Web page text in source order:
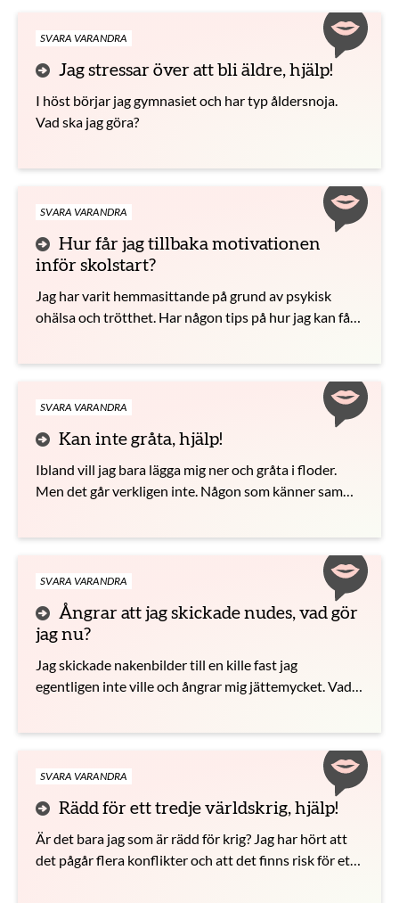
SVARA VARANDRA
Jag stressar över att bli äldre, hjälp!
I höst börjar jag gymnasiet och har typ åldersnoja.
Vad ska jag göra?
SVARA VARANDRA
Hur får jag tillbaka motivationen
inför skolstart?
Jag har varit hemmasittande på grund av psykisk
ohälsa och trötthet. Har någon tips på hur jag kan få
SVARA VARANDRA
Kan inte gråta, hjälp!
Ibland vill jag bara lägga mig ner och gråta i floder.
Men det går verkligen inte. Någon som känner samma
SVARA VARANDRA
Ångrar att jag skickade nudes, vad gör
jag nu?
Jag skickade nakenbilder till en kille fast jag
egentligen inte ville och ångrar mig jättemycket. Vad
SVARA VARANDRA
Rädd för ett tredje världskrig, hjälp!
Är det bara jag som är rädd för krig? Jag har hört att
det pågår flera konflikter och att det finns risk för ett